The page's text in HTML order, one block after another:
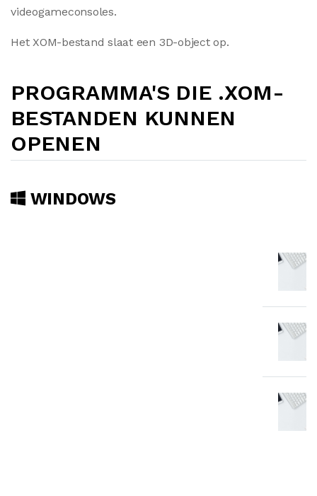
videogameconsoles.
Het XOM-bestand slaat een 3D-object op.
PROGRAMMA'S DIE .XOM-
BESTANDEN KUNNEN
OPENEN
WINDOWS